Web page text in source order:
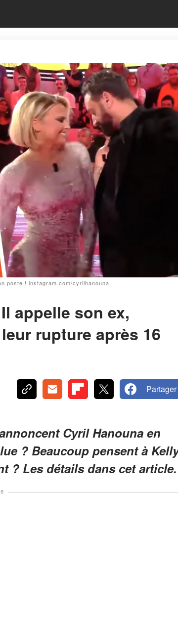
poste ! instagram.com/cyrilhanouna
appelle son ex,
rupture après 16
Partager
Cyril Hanouna en
? Beaucoup pensent à
? Les détails dans cet article.